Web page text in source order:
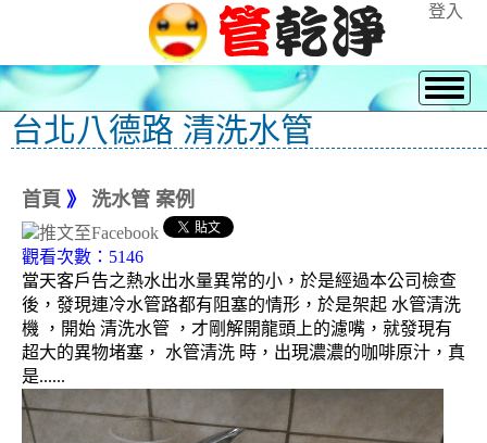
登入
台北八德路 清洗水管
首頁 》 洗水管 案例
觀看次數：5146
當天客戶告之熱水出水量異常的小，於是經過本公司檢查
後，發現連冷水管路都有阻塞的情形，於是架起 水管清洗
機 ，開始 清洗水管 ，才剛解開龍頭上的濾嘴，就發現有
超大的異物堵塞， 水管清洗 時，出現濃濃的咖啡原汁，真
是......